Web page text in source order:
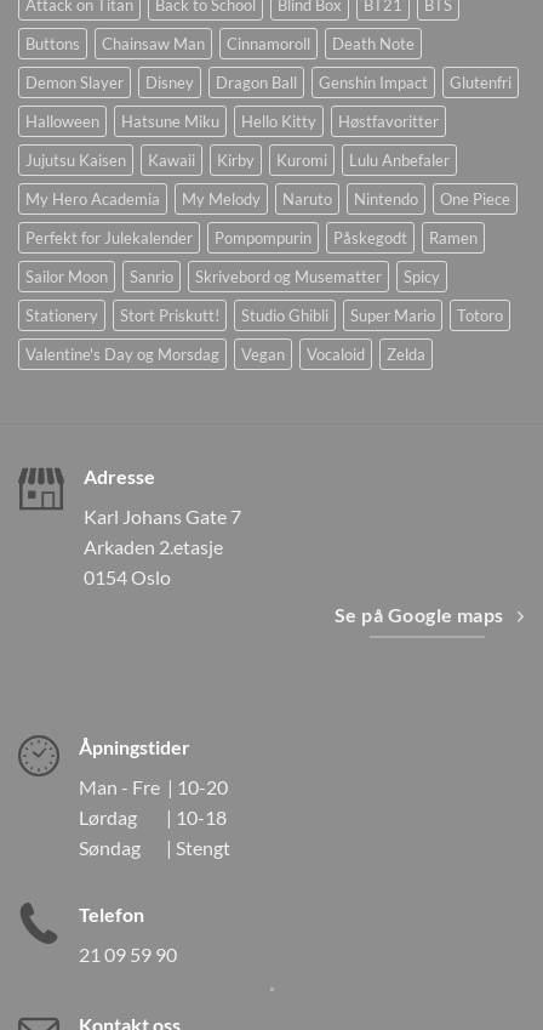
Attack on Titan Back to School Blind Box BT21
BTS
Buttons
Chainsaw Man Cinnamoroll
Death Note
Demon Slayer
Disney Dragon Ball Genshin Impact
Glutenfri
Halloween
Hatsune Miku Hello Kitty
Høstfavoritter
Jujutsu Kaisen
Kawaii Kirby Kuromi
Lulu Anbefaler
My Hero Academia
My Melody Naruto Nintendo
One Piece
Perfekt for Julekalender
Pompompurin Påskegodt
Ramen
Sailor Moon
Sanrio Skrivebord og Musematter
Spicy
Stationery
Stort Priskutt! Studio Ghibli Super Mario
Totoro
Valentine's Day og Morsdag
Vegan Vocaloid Zelda
Adresse
Karl Johans Gate 7
Arkaden 2.etasje
0154 Oslo
Se på Google maps
Åpningstider
Man - Fre | 10-20
Lørdag | 10-18
Søndag | Stengt
Telefon
21 09 59 90
Kontakt oss